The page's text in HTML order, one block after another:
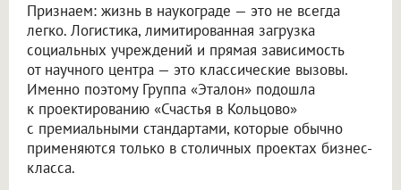
Признаем: жизнь в наукограде — это не всегда
легко. Логистика, лимитированная загрузка
социальных учреждений и прямая зависимость
от научного центра — это классические вызовы.
Именно поэтому Группа «Эталон» подошла
к проектированию «Счастья в Кольцово»
с премиальными стандартами, которые обычно
применяются только в столичных проектах бизнес-
класса.